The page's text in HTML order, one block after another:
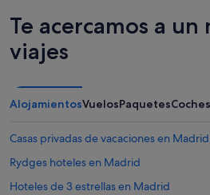
Te acercamos a
viajes
AlojamientosVuelosPaquetesCoches
Casas privadas de vacaciones en Madrid
Rydges hoteles en Madrid
Hoteles de 3 estrellas en Madrid